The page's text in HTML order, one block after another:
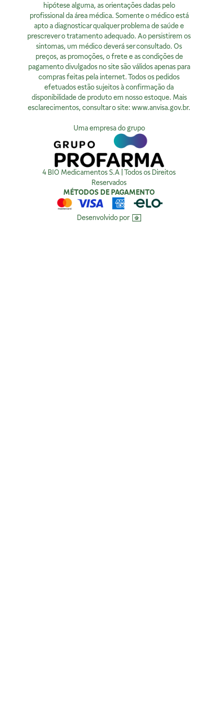
Rodrigo Costa
dpo@4bio.com.br
Institucional
Quem Somos
Privacidade
Como tratamos sua Privacidade
Compra Segura
355030801-477-000962-1-0
AFE:7.16539-7
FARMACÊUTICA RESPONSÁVEL:
Renata de Sousa Cerqueira
63200
Horário de Atendimento:
Segunda à sexta, exceto feriados, das 08h00 às 20h00
Ver no Mapa
07.015.691/0008-12
Licença Sanitária Nº:00523.3/2025
0888921250
FARMACÊUTICA RESPONSÁVEL:
Diogo Amaro da Silva Santos
CRF/PE:14237
Horário de Atendimento:
Segunda à sexta, exceto feriados, das 9h00 às 18h00.
Ver no Mapa
hipótese alguma, as orientações dadas pelo
profissional da área médica. Somente o médico está
apto a diagnosticar qualquer problema de saúde e
prescrever o tratamento adequado. Ao persistirem os
sintomas, um médico deverá ser consultado. Os
preços, as promoções, o frete e as condições de
pagamento divulgados no site são válidos apenas para
compras feitas pela internet. Todos os pedidos
efetuados estão sujeitos à confirmação da
disponibilidade de produto em nosso estoque. Mais
esclarecimentos, consultar o site: www.anvisa.gov.br.
Uma empresa do grupo
4 BIO Medicamentos S.A | Todos os Direitos
Reservados
MÉTODOS DE PAGAMENTO
Desenvolvido por